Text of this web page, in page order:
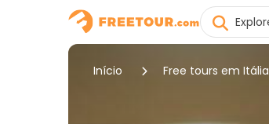
Início Free tours em Itália